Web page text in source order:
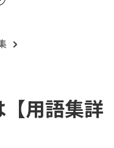
用語集詳